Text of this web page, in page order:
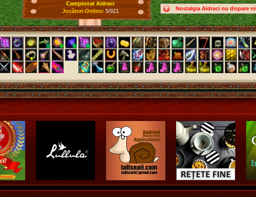
Nostalgia Aidraci nu dispare
Campionat Aidraci
Jucători Online: 5/921